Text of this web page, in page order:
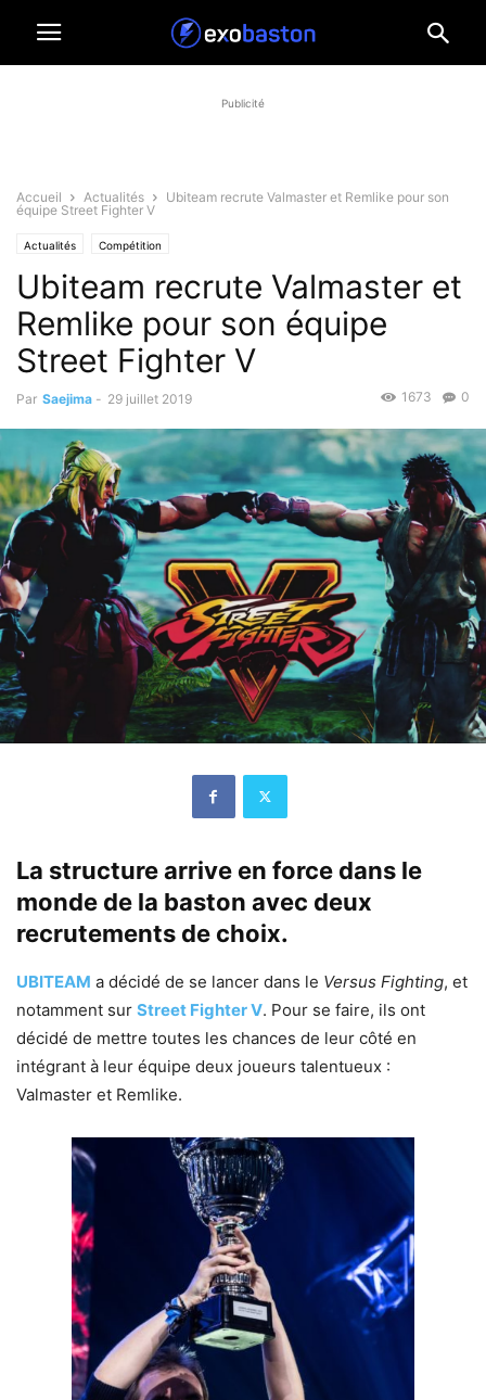
Publicité
Accueil Actualités
Ubiteam recrute Valmaster et Remlike pour son
équipe Street Fighter V
Actualités Compétition
Ubiteam recrute Valmaster et
Remlike pour son équipe
Street Fighter V
Par Saejima - 29 juillet 2019 0
1673
La structure arrive en force dans le
monde de la baston avec deux
recrutements de choix.
UBITEAM a décidé de se lancer dans le Versus Fighting, et
notamment sur Street Fighter V. Pour se faire, ils ont
décidé de mettre toutes les chances de leur côté en
intégrant à leur équipe deux joueurs talentueux :
Valmaster et Remlike.